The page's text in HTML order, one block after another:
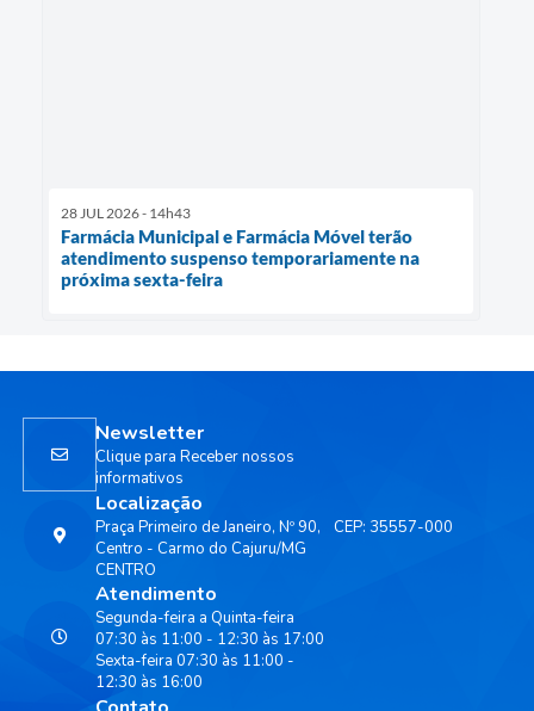
28 JUL 2026 - 14h43
Farmácia Municipal e Farmácia Móvel terão
atendimento suspenso temporariamente na
próxima sexta-feira
Localização
Praça Primeiro de Janeiro, Nº 90,
Centro - Carmo do Cajuru/MG
CENTRO
CEP: 35557-000
Atendimento
Segunda-feira a Quinta-feira
07:30 às 11:00 - 12:30 às 17:00
Sexta-feira 07:30 às 11:00 -
12:30 às 16:00
Newsletter
Clique para Receber nossos
informativos